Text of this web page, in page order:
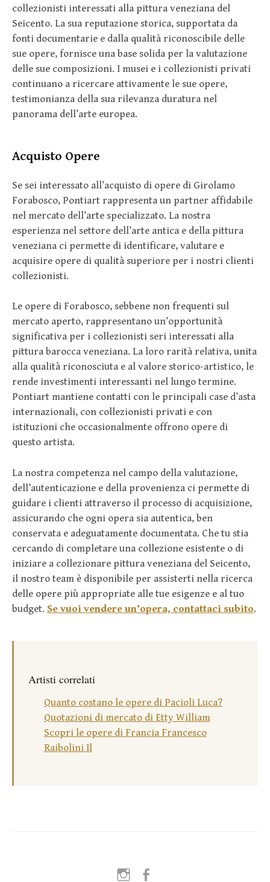
collezionisti interessati alla pittura veneziana del
Seicento. La sua reputazione storica, supportata da
fonti documentarie e dalla qualità riconoscibile delle
sue opere, fornisce una base solida per la valutazione
delle sue composizioni. I musei e i collezionisti privati
continuano a ricercare attivamente le sue opere,
testimonianza della sua rilevanza duratura nel
panorama dell’arte europea.
Acquisto Opere
Se sei interessato all’acquisto di opere di Girolamo
Forabosco, Pontiart rappresenta un partner affidabile
nel mercato dell’arte specializzato. La nostra
esperienza nel settore dell’arte antica e della pittura
veneziana ci permette di identificare, valutare e
acquisire opere di qualità superiore per i nostri clienti
collezionisti.
Le opere di Forabosco, sebbene non frequenti sul
mercato aperto, rappresentano un’opportunità
significativa per i collezionisti seri interessati alla
pittura barocca veneziana. La loro rarità relativa, unita
alla qualità riconosciuta e al valore storico-artistico, le
rende investimenti interessanti nel lungo termine.
Pontiart mantiene contatti con le principali case d’asta
internazionali, con collezionisti privati e con
istituzioni che occasionalmente offrono opere di
questo artista.
La nostra competenza nel campo della valutazione,
dell’autenticazione e della provenienza ci permette di
guidare i clienti attraverso il processo di acquisizione,
assicurando che ogni opera sia autentica, ben
conservata e adeguatamente documentata. Che tu stia
cercando di completare una collezione esistente o di
iniziare a collezionare pittura veneziana del Seicento,
il nostro team è disponibile per assisterti nella ricerca
delle opere più appropriate alle tue esigenze e al tuo
budget. Se vuoi vendere un’opera, contattaci subito.
Artisti correlati
Quanto costano le opere di Pacioli Luca?
Quotazioni di mercato di Etty William
Scopri le opere di Francia Francesco
Raibolini Il
Instagram